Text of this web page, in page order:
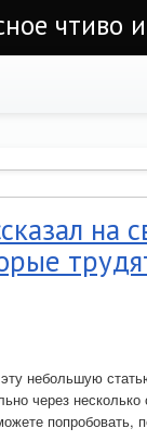
чтиво
на
небольшую
через
попробовать,